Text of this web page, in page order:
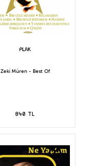
Zeki Müren - Best Of
840 TL